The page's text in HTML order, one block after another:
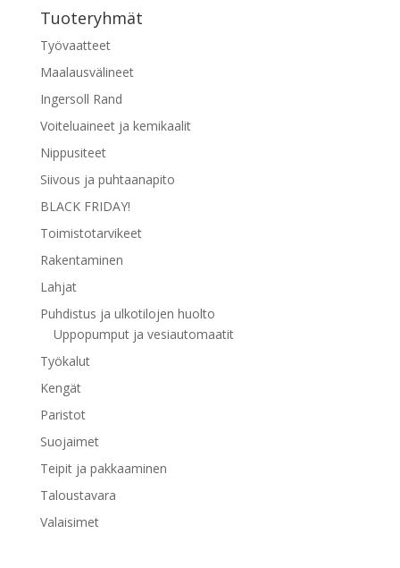
Tuoteryhmät
Työvaatteet
Maalausvälineet
Ingersoll Rand
Voiteluaineet ja kemikaalit
Nippusiteet
Siivous ja puhtaanapito
BLACK FRIDAY!
Toimistotarvikeet
Rakentaminen
Lahjat
Puhdistus ja ulkotilojen huolto
Uppopumput ja vesiautomaatit
Työkalut
Kengät
Paristot
Suojaimet
Teipit ja pakkaaminen
Taloustavara
Valaisimet